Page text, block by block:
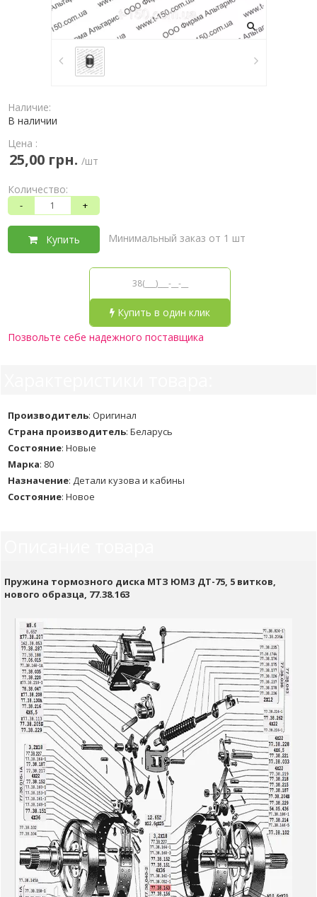
Наличие:
В наличии
Цена :
25,00 грн. /шт
Количество:
- +
Купить Минимальный заказ от 1 шт
Купить в один клик
Позвольте себе надежного поставщика
Производитель: Оригинал
Страна производитель: Беларусь
Состояние: Новые
Марка: 80
Назначение: Детали кузова и кабины
Состояние: Новое
Пружина тормозного диска МТЗ ЮМЗ ДТ-75, 5 витков,
нового образца, 77.38.163